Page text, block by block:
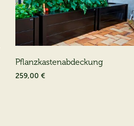
Pflanzkastenabdeckung
259,00 €